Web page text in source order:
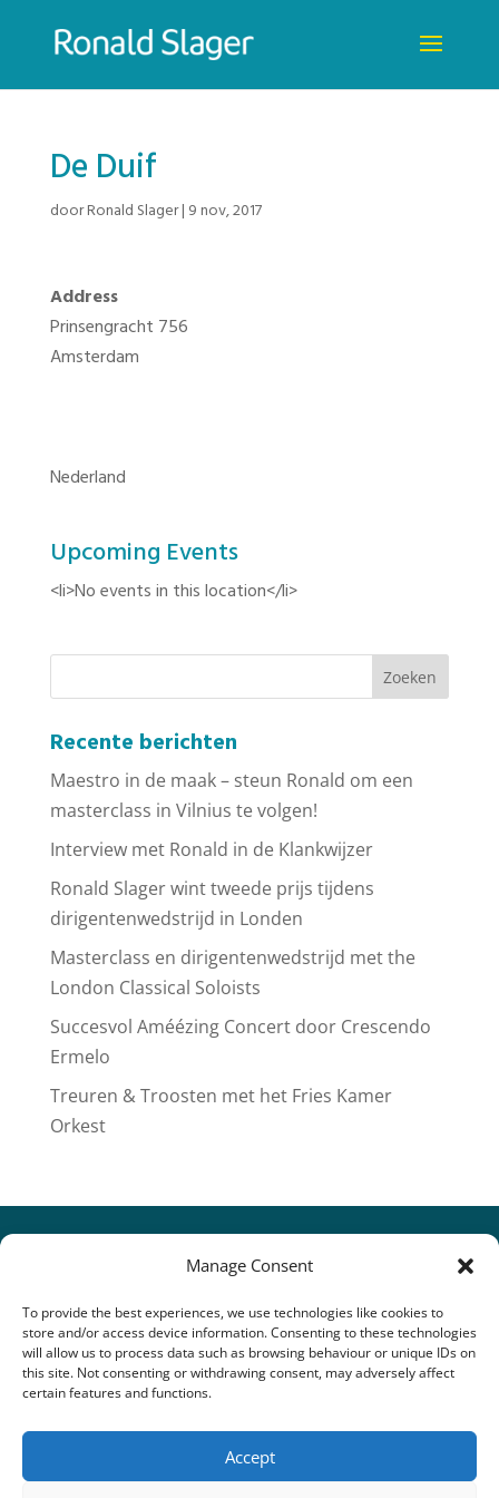
Manage Consent
To provide the best experiences, we use technologies like cookies to
store and/or access device information. Consenting to these technologies
will allow us to process data such as browsing behaviour or unique IDs on
this site. Not consenting or withdrawing consent, may adversely affect
certain features and functions.
Accept
De Duif
doorRonald Slager| 9 nov, 2017
Address
Prinsengracht 756
Amsterdam
Nederland
Upcoming Events
<li>No events in this location</li>
Recente berichten
Maestro in de maak – steun Ronald om een
masterclass in Vilnius te volgen!
Interview met Ronald in de Klankwijzer
Ronald Slager wint tweede prijs tijdens
dirigentenwedstrijd in Londen
Masterclass en dirigentenwedstrijd met the
London Classical Soloists
Succesvol Améézing Concert door Crescendo
Ermelo
Treuren & Troosten met het Fries Kamer
Orkest